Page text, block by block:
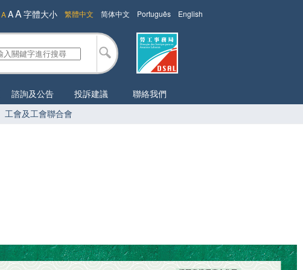
English
Português
简体中文
繁體中文
AAA字體大小
工會及工會聯合會
諮詢及公告 投訴建議 聯絡我們